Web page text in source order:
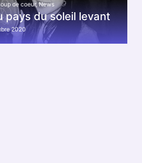
de coeur, News
pays du soleil levant
2020